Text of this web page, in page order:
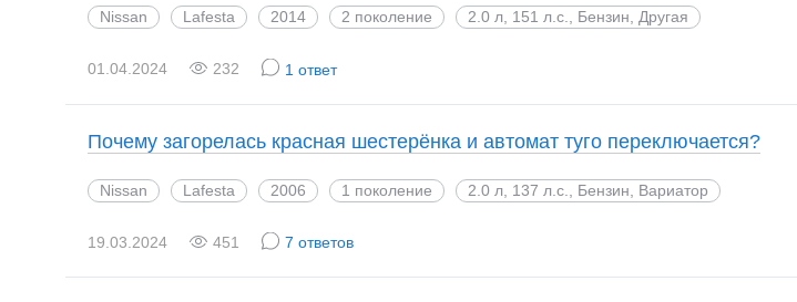
Nissan Lafesta 2014 2 поколение 2.0 л, 151 л.с., Бензин, Другая
01.04.2024 232 1 ответ
Почему загорелась красная шестерёнка и автомат туго переключается?
Nissan Lafesta 2006 1 поколение 2.0 л, 137 л.с., Бензин, Вариатор
19.03.2024 451 7 ответов